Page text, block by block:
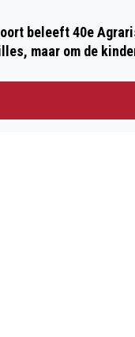
beleeft 40e
maar om de